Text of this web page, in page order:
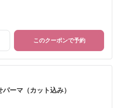
このクーポンで予約
ーマ（カット込み）